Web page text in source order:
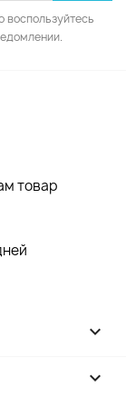
воспользуйтесь
товар

